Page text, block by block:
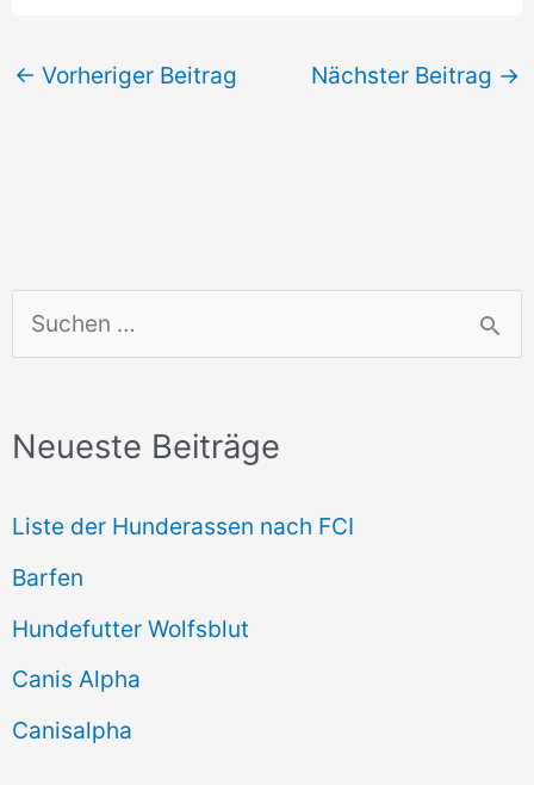
u
h
n
n
a
c
h
Neueste Beiträge
Liste der Hunderassen nach FCI
Barfen
Hundefutter Wolfsblut
Canis Alpha
Canisalpha
← Vorheriger Beitrag Nächster Beitrag →